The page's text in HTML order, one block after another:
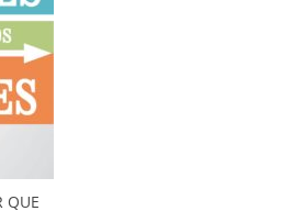
QUE